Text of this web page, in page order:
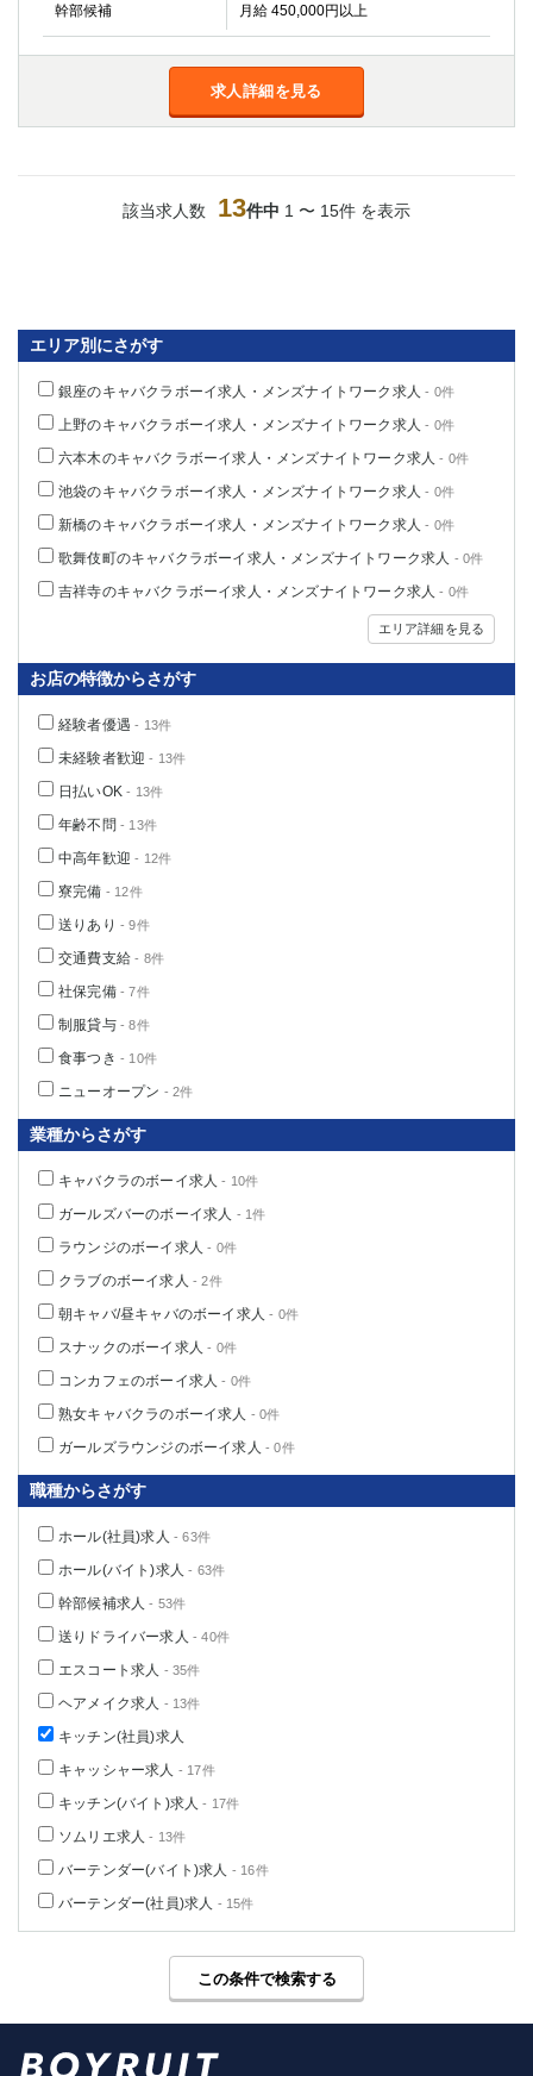
幹部候補 月給 450,000円以上
求人詳細を見る
該当求人数 13件中 1 〜 15件 を表示
エリア別にさがす
銀座のキャバクラボーイ求人・メンズナイトワーク求人 - 0件
上野のキャバクラボーイ求人・メンズナイトワーク求人 - 0件
六本木のキャバクラボーイ求人・メンズナイトワーク求人 - 0件
池袋のキャバクラボーイ求人・メンズナイトワーク求人 - 0件
新橋のキャバクラボーイ求人・メンズナイトワーク求人 - 0件
歌舞伎町のキャバクラボーイ求人・メンズナイトワーク求人 - 0件
吉祥寺のキャバクラボーイ求人・メンズナイトワーク求人 - 0件
エリア詳細を見る
お店の特徴からさがす
経験者優遇 - 13件
未経験者歓迎 - 13件
日払いOK - 13件
年齢不問 - 13件
中高年歓迎 - 12件
寮完備 - 12件
送りあり - 9件
交通費支給 - 8件
社保完備- 7件
制服貸与- 8件
食事つき - 10件
ニューオープン - 2件
業種からさがす
キャバクラのボーイ求人 - 10件
ガールズバーのボーイ求人 - 1件
ラウンジのボーイ求人 - 0件
クラブのボーイ求人 - 2件
朝キャバ/昼キャバのボーイ求人 - 0件
スナックのボーイ求人 - 0件
コンカフェのボーイ求人 - 0件
熟女キャバクラのボーイ求人 - 0件
ガールズラウンジのボーイ求人 - 0件
職種からさがす
ホール(社員)求人 - 63件
ホール(バイト)求人 - 63件
幹部候補求人 - 53件
送りドライバー求人 - 40件
エスコート求人 - 35件
ヘアメイク求人 - 13件
キッチン(社員)求人
キャッシャー求人 - 17件
キッチン(バイト)求人 - 17件
ソムリエ求人 - 13件
バーテンダー(バイト)求人 - 16件
バーテンダー(社員)求人 - 15件
この条件で検索する